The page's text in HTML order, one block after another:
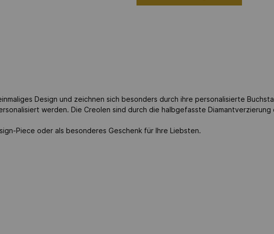
Design und zeichnen sich besonders durch ihre personalisierte
werden. Die Creolen sind durch die halbgefasste
Piece oder als besonderes Geschenk für Ihre Liebsten.